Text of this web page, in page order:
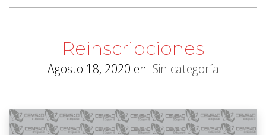
Reinscripciones
Agosto 18, 2020 en Sin categoría